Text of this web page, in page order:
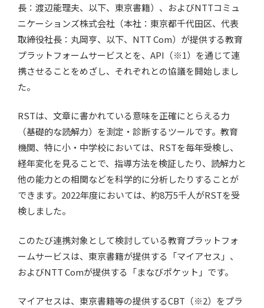
長：渡辺能理夫、以下、東京書籍）、およびNTTコミュ
ニケーションズ株式会社（本社：東京都千代田区、代表
取締役社長：丸岡亨、以下、NTT Com）が提供する教育
プラットフォームサービスとを、API（※1）を通じて連
携させることをめざし、それぞれとの協議を開始しまし
た。
RSTは、文章に書かれている意味を正確にとらえる力
（基礎的な読解力）を測定・診断するツールです。教育
機関、特に小・中学校においては、RSTを毎年受検し、
経年変化を見ることで、指導方法を検証したり、読解力と
他の能力との相関などを科学的に分析したりすることが
できます。2022年度においては、約8万5千人がRSTを受
検しました。
このたび連携対象として検討している教育プラットフォ
ームサービスは、東京書籍が提供する「マイアセス」、
およびNTT Comが提供する「まなびポケット」です。
マイアセスは、東京書籍等の提供するCBT（※2）をプラ